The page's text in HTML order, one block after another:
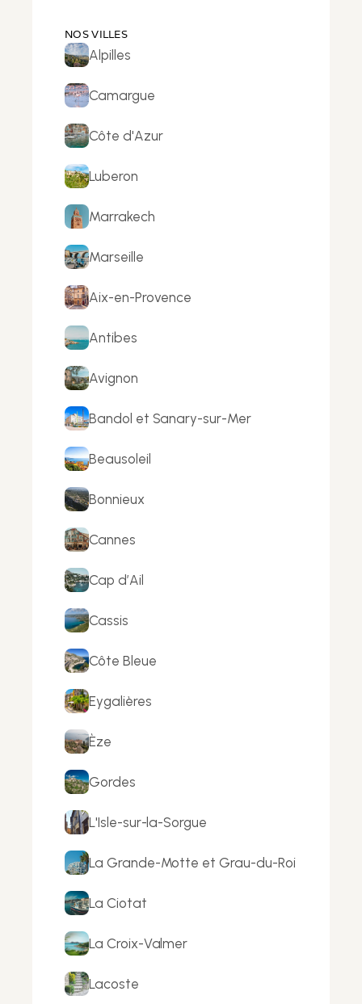
NOS VILLES
Alpilles
Camargue
Côte d'Azur
Luberon
Marrakech
Marseille
Aix-en-Provence
Antibes
Avignon
Bandol et Sanary-sur-Mer
Beausoleil
Bonnieux
Cannes
Cap d’Ail
Cassis
Côte Bleue
Eygalières
Èze
Gordes
L'Isle-sur-la-Sorgue
La Grande-Motte et Grau-du-Roi
La Ciotat
La Croix-Valmer
Lacoste